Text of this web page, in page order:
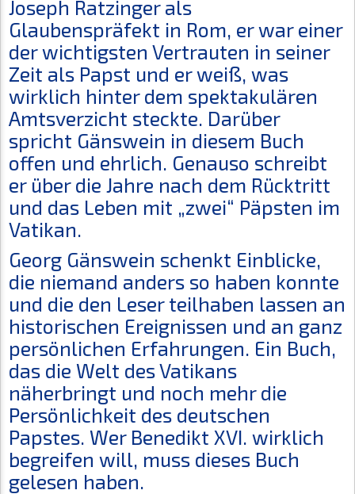
Joseph Ratzinger als
Glaubenspräfekt in Rom, er war einer
der wichtigsten Vertrauten in seiner
Zeit als Papst und er weiß, was
wirklich hinter dem spektakulären
Amtsverzicht steckte. Darüber
spricht Gänswein in diesem Buch
offen und ehrlich. Genauso schreibt
er über die Jahre nach dem Rücktritt
und das Leben mit „zwei“ Päpsten im
Vatikan.
Georg Gänswein schenkt Einblicke,
die niemand anders so haben konnte
und die den Leser teilhaben lassen an
historischen Ereignissen und an ganz
persönlichen Erfahrungen. Ein Buch,
das die Welt des Vatikans
näherbringt und noch mehr die
Persönlichkeit des deutschen
Papstes. Wer Benedikt XVI. wirklich
begreifen will, muss dieses Buch
gelesen haben.